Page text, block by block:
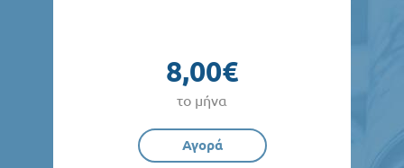
8,00€
το μήνα
Αγορά